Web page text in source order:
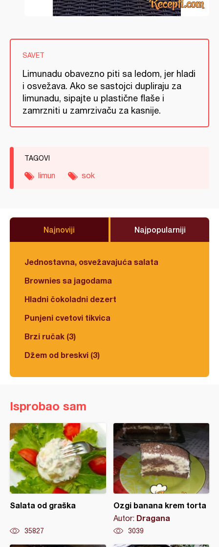
SAVET
Limunadu obavezno piti sa ledom, jer hladi
i osvežava. Ako se sastojci dupliraju za
limunadu, sipajte u plastične flaše i
zamrzniti u zamrzivaču za kasnije.
TAGOVI
limun sok
Najnoviji Najpopularniji
Jednostavna, osvežavajuća salata
Brownies sa jagodama
Hladni čokoladni dezert
Punjeni cvetovi tikvica
Brzi ručak (3)
Džem od breskvi (3)
Isprobao sam
Salata od graška
35827
Ozgi banana krem torta
Autor: Dragana
3039